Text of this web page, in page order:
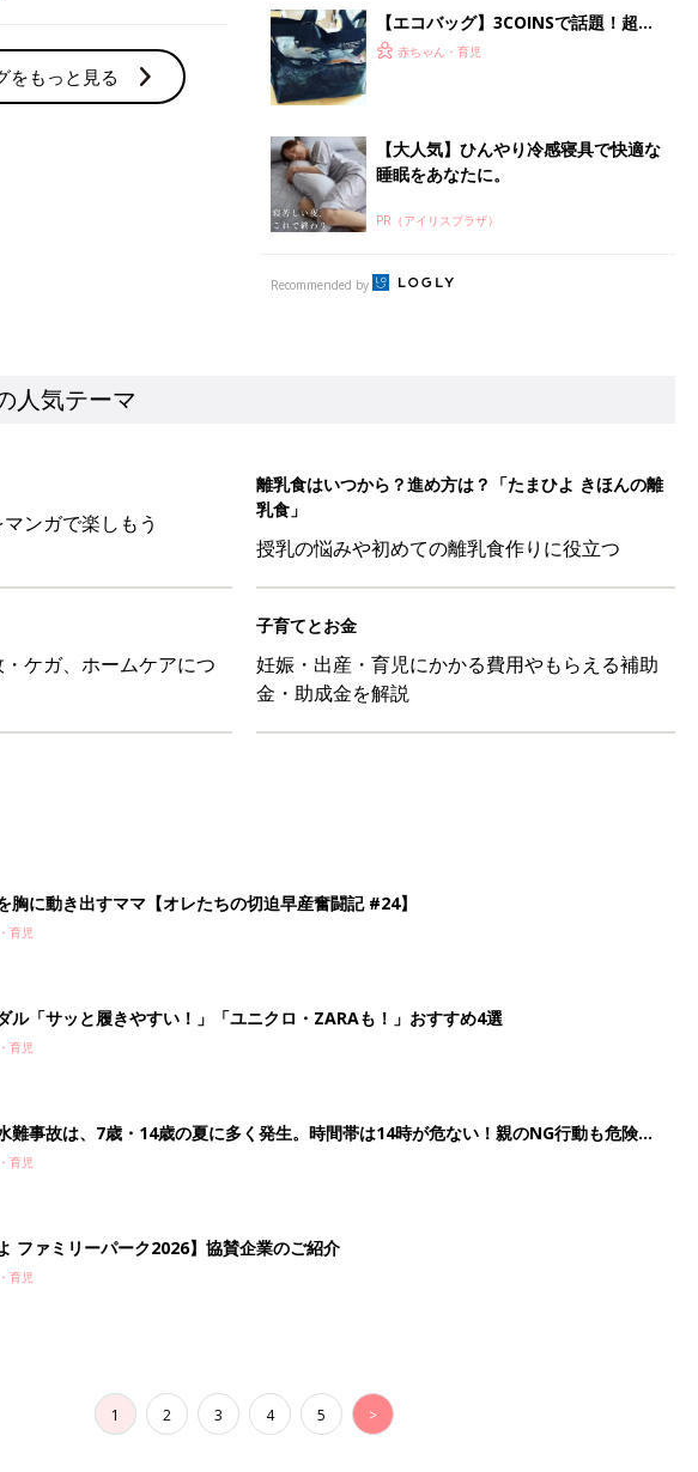
をもっと見る
【エコバッグ】3COINSで話題！超使
えるバッグ
赤ちゃん・育児
【大人気】ひんやり冷感寝具で快適な
睡眠をあなたに。
PR（アイリスプラザ）
Recommended by
人気テーマ
ンガで楽しもう
離乳食はいつから？進め方は？「たまひよ きほんの離
乳食」
授乳の悩みや初めての離乳食作りに役立つ
ケガ、ホームケアにつ
子育てとお金
妊娠・出産・育児にかかる費用やもらえる補助
金・助成金を解説
胸に動き出すママ【オレたちの切迫早産奮闘記 #24】
育児
ル「サッと履きやすい！」「ユニクロ・ZARAも！」おすすめ4選
育児
難事故は、7歳・14歳の夏に多く発生。時間帯は14時が危ない！親のNG行動も危険を
門家】
育児
ファミリーパーク2026】協賛企業のご紹介
育児
1 2 3 4 5 >